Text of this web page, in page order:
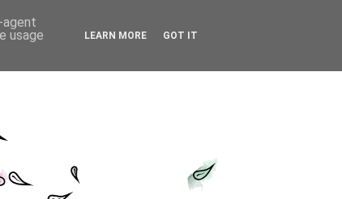
agent
usage
LEARN MORE GOT IT